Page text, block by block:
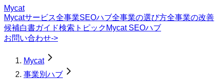
Mycat
Mycatサービス全事業SEOハブ全事業の選び方全事業の改善
候補白書ガイド検索トピック Mycat SEOハブ
お問い合わせ->
Mycat
事業別ハブ